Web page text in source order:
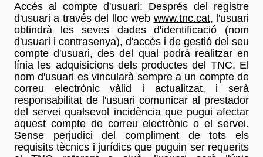
Accés al compte d'usuari: Després del registre
d'usuari a través del lloc web www.tnc.cat, l'usuari
obtindrà les seves dades d'identificació (nom
d'usuari i contrasenya), d'accés i de gestió del seu
compte d'usuari, des del qual podrà realitzar en
línia les adquisicions dels productes del TNC. El
nom d'usuari es vincularà sempre a un compte de
correu electrònic vàlid i actualitzat, i serà
responsabilitat de l'usuari comunicar al prestador
del servei qualsevol incidència que pugui afectar
aquest compte de correu electrònic o el servei.
Sense perjudici del compliment de tots els
requisits tècnics i jurídics que puguin ser requerits